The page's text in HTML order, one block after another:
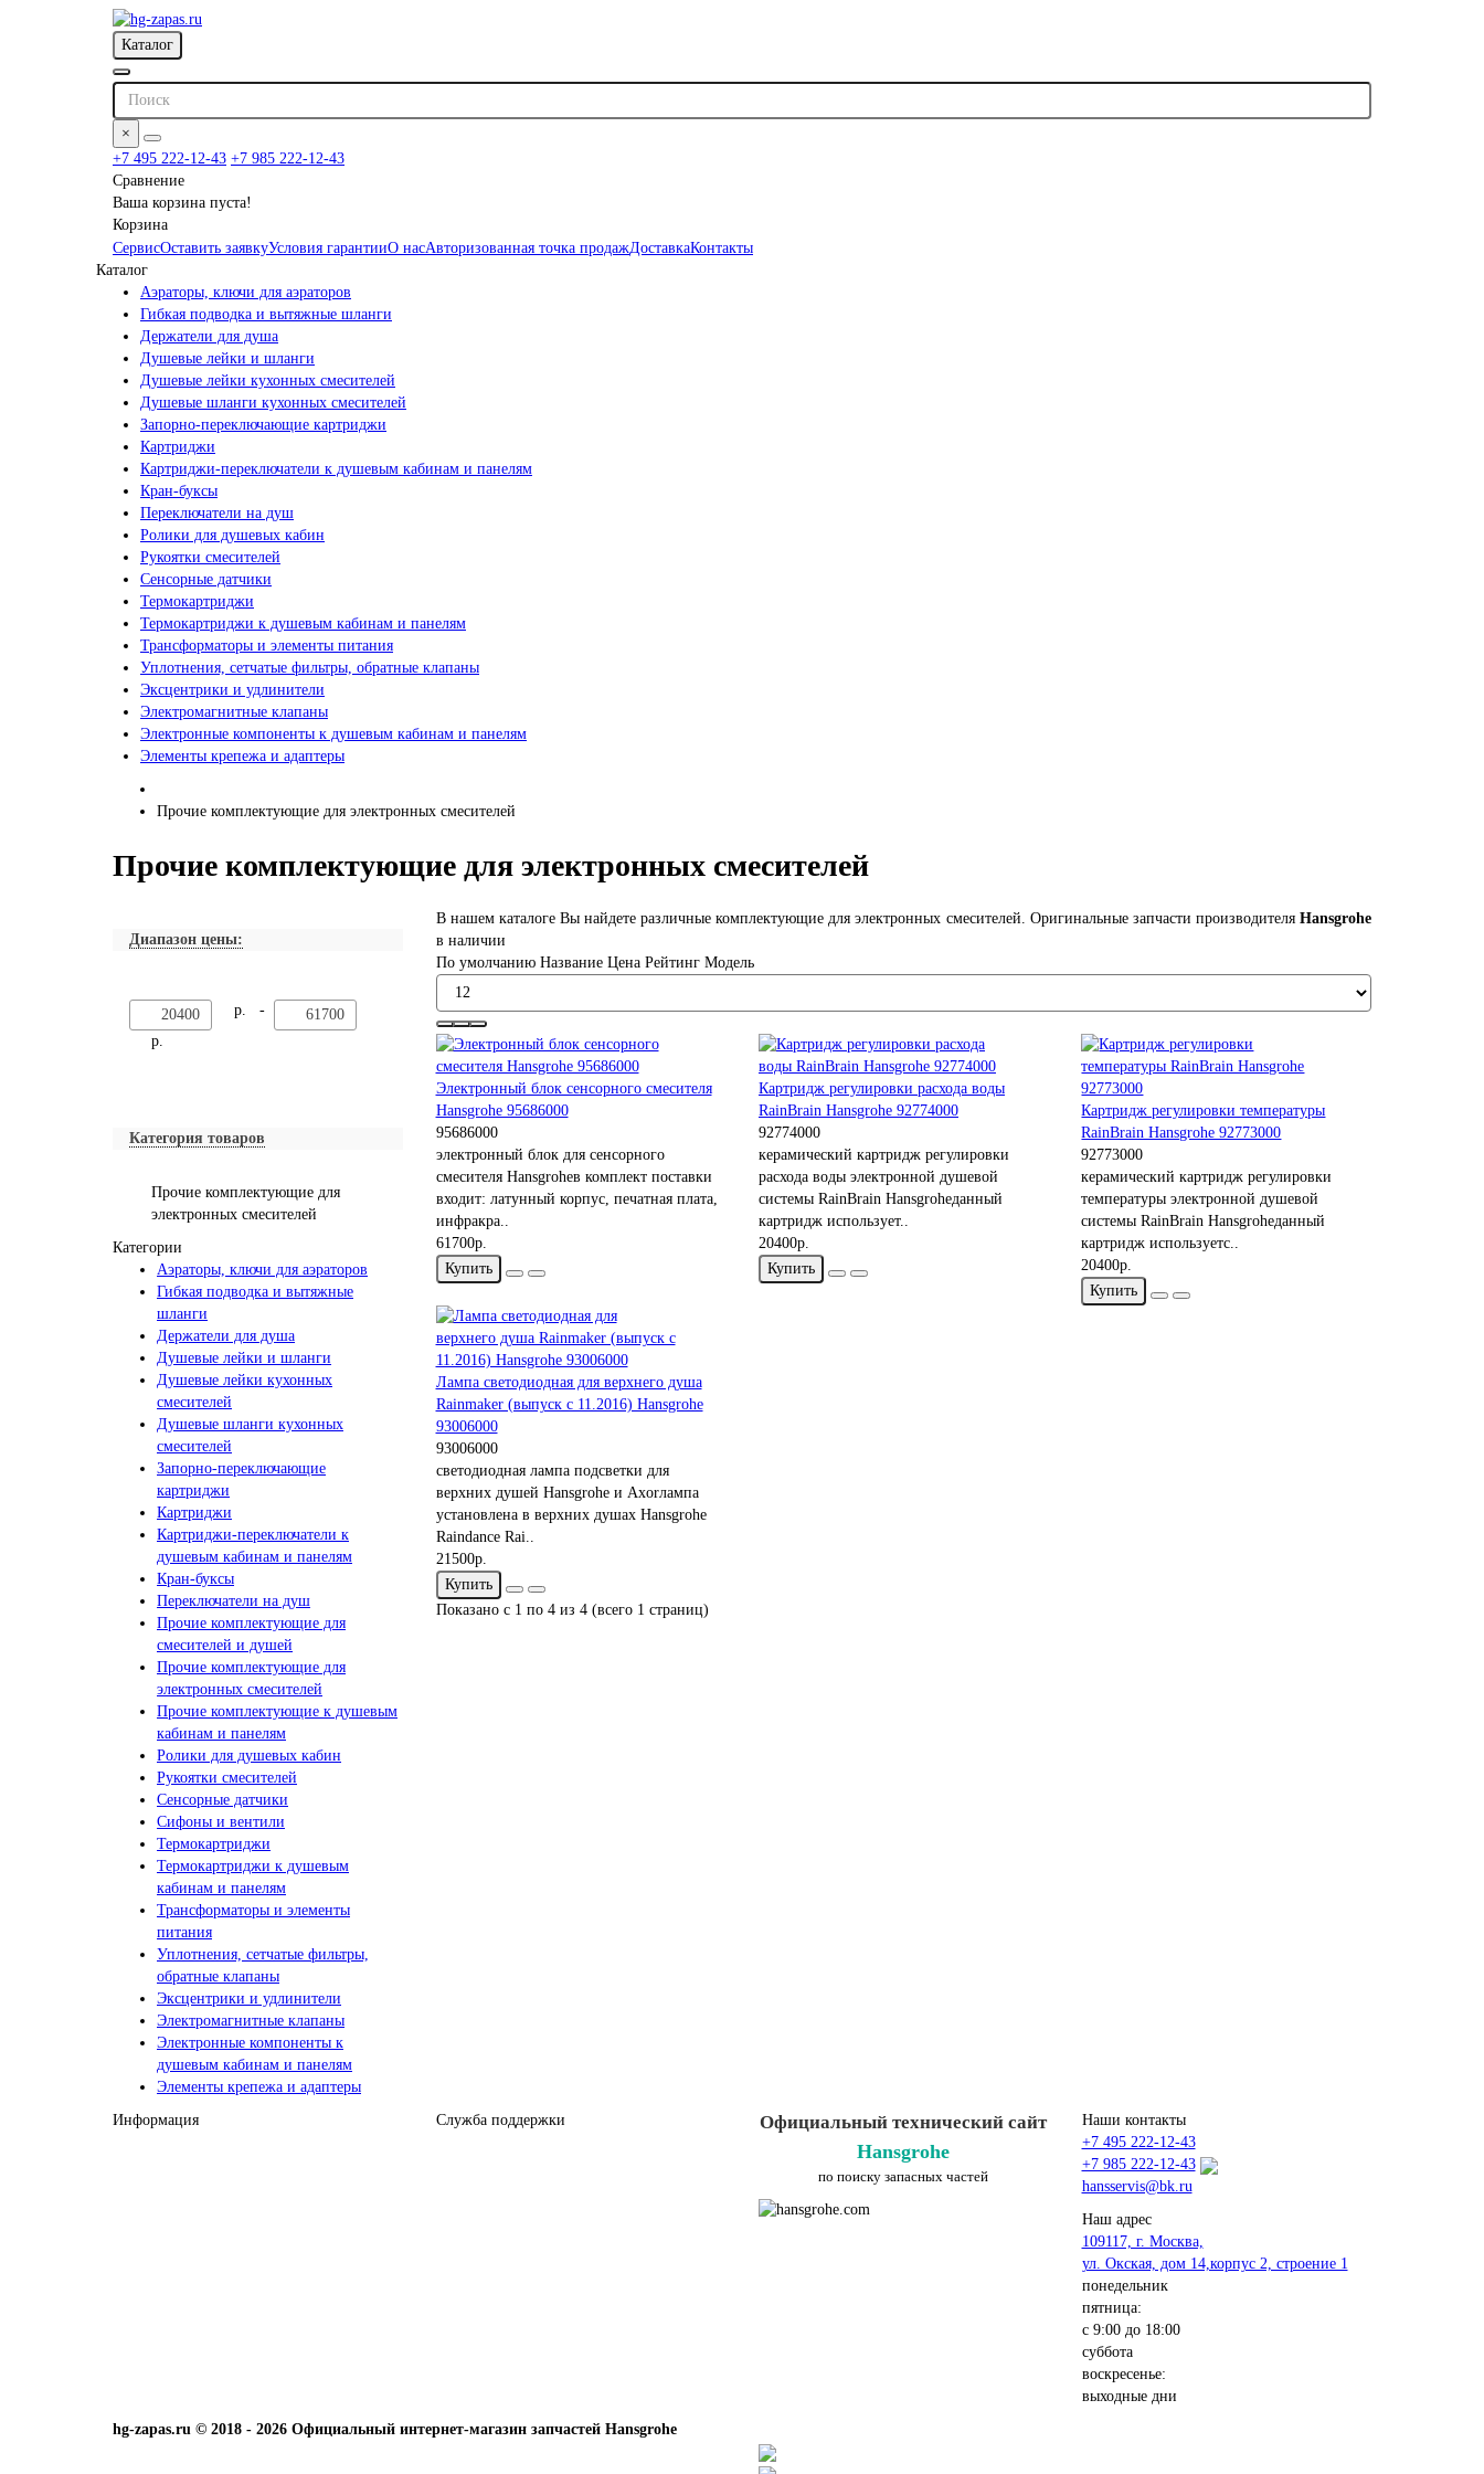
Каталог
×
+7 495 222-12-43 +7 985 222-12-43
Сравнение
Ваша корзина пуста!
Корзина
СервисОставить заявкуУсловия гарантииО насАвторизованная точка продажДоставкаКонтакты
Каталог
Аэраторы, ключи для аэраторов
Гибкая подводка и вытяжные шланги
Держатели для душа
Душевые лейки и шланги
Душевые лейки кухонных смесителей
Душевые шланги кухонных смесителей
Запорно-переключающие картриджи
Картриджи
Картриджи-переключатели к душевым кабинам и панелям
Кран-буксы
Переключатели на душ
Ролики для душевых кабин
Рукоятки смесителей
Сенсорные датчики
Термокартриджи
Термокартриджи к душевым кабинам и панелям
Трансформаторы и элементы питания
Уплотнения, сетчатые фильтры, обратные клапаны
Эксцентрики и удлинители
Электромагнитные клапаны
Электронные компоненты к душевым кабинам и панелям
Элементы крепежа и адаптеры
Прочие комплектующие для электронных смесителей
Прочие комплектующие для электронных смесителей
Диапазон цены:
р. -
р.
Категория товаров
Прочие комплектующие для
электронных смесителей
Категории
Аэраторы, ключи для аэраторов
Гибкая подводка и вытяжные
шланги
Держатели для душа
Душевые лейки и шланги
Душевые лейки кухонных
смесителей
Душевые шланги кухонных
смесителей
Запорно-переключающие
картриджи
Картриджи
Картриджи-переключатели к
душевым кабинам и панелям
Кран-буксы
Переключатели на душ
Прочие комплектующие для
смесителей и душей
Прочие комплектующие для
электронных смесителей
Прочие комплектующие к душевым
кабинам и панелям
Ролики для душевых кабин
Рукоятки смесителей
Сенсорные датчики
Сифоны и вентили
Термокартриджи
Термокартриджи к душевым
кабинам и панелям
Трансформаторы и элементы
питания
Уплотнения, сетчатые фильтры,
обратные клапаны
Эксцентрики и удлинители
Электромагнитные клапаны
Электронные компоненты к
душевым кабинам и панелям
Элементы крепежа и адаптеры
В нашем каталоге Вы найдете различные комплектующие для электронных смесителей. Оригинальные запчасти производителя Hansgrohe
в наличии
По умолчанию Название Цена Рейтинг Модель
Электронный блок сенсорного смесителя
Hansgrohe 95686000
95686000
электронный блок для сенсорного
смесителя Hansgroheв комплект поставки
входит: латунный корпус, печатная плата,
инфракра..
61700р.
Купить
Картридж регулировки расхода воды
RainBrain Hansgrohe 92774000
92774000
керамический картридж регулировки
расхода воды электронной душевой
системы RainBrain Hansgroheданный
картридж использует..
20400р.
Купить
Картридж регулировки температуры
RainBrain Hansgrohe 92773000
92773000
керамический картридж регулировки
температуры электронной душевой
системы RainBrain Hansgroheданный
картридж используетс..
20400р.
Купить
Лампа светодиодная для верхнего душа
Rainmaker (выпуск с 11.2016) Hansgrohe
93006000
93006000
светодиодная лампа подсветки для
верхних душей Hansgrohe и Axorлампа
установлена в верхних душах Hansgrohe
Raindance Rai..
21500р.
Купить
Показано с 1 по 4 из 4 (всего 1 страниц)
Информация Служба поддержки Официальный технический сайт
Hansgrohe
по поиску запасных частей
Наши контакты
+7 495 222-12-43
+7 985 222-12-43
hansservis@bk.ru
Наш адрес
109117, г. Москва,
ул. Окская, дом 14,корпус 2, строение 1
понедельник
пятница:
с 9:00 до 18:00
суббота
воскресенье:
выходные дни
hg-zapas.ru © 2018 - 2026 Официальный интернет-магазин запчастей Hansgrohe